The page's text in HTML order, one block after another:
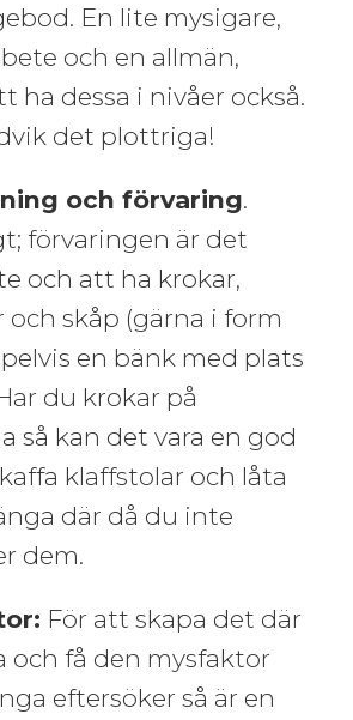
En lite mysigare,
och en allmän,
ha dessa i nivåer också.
det plottriga!
och förvaring.
förvaringen är det
och att ha krokar,
och skåp (gärna i form
en bänk med plats
du krokar på
så kan det vara en god
klaffstolar och låta
där då du inte
dem.
För att skapa det där
och få den mysfaktor
eftersöker så är en